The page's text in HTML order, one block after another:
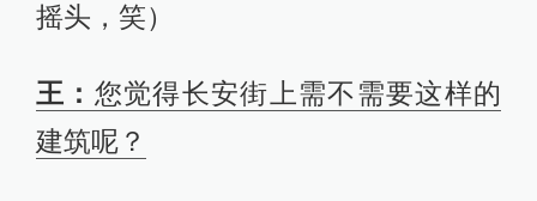
摇头，笑）
王： 您觉得长安街上需不需要这样的
建筑呢？